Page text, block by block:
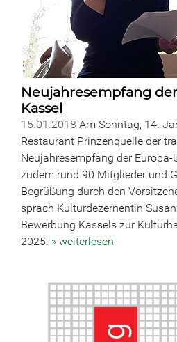
Neujahresempfang
Kassel
15.01.2018 Am Sonntag, 14.
Restaurant Prinzenquelle der
Neujahresempfang der
zudem rund 90 Mitglieder und
Begrüßung durch den
sprach Kulturdezernentin
Bewerbung Kassels zur
2025. » weiterlesen